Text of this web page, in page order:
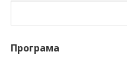
Програма